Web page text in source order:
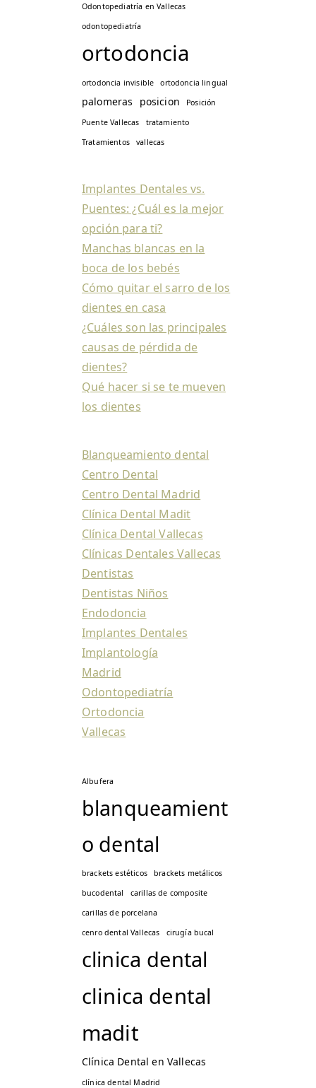
Odontopediatría en Vallecas
odontopediatría
ortodoncia
ortodoncia invisible ortodoncia lingual
palomeras posicion
Posición
Puente Vallecas
tratamiento
Tratamientos
vallecas
Implantes Dentales vs.
Puentes: ¿Cuál es la mejor
opción para ti?
Manchas blancas en la
boca de los bebés
Cómo quitar el sarro de los
dientes en casa
¿Cuáles son las principales
causas de pérdida de
dientes?
Qué hacer si se te mueven
los dientes
Blanqueamiento dental
Centro Dental
Centro Dental Madrid
Clínica Dental Madit
Clínica Dental Vallecas
Clínicas Dentales Vallecas
Dentistas
Dentistas Niños
Endodoncia
Implantes Dentales
Implantología
Madrid
Odontopediatría
Ortodoncia
Vallecas
Albufera
blanqueamient
o dental
brackets estéticos
brackets metálicos
bucodental
carillas de composite
carillas de porcelana
cenro dental Vallecas
cirugía bucal
clinica dental
clinica dental
madit
Clínica Dental en Vallecas
clínica dental Madrid